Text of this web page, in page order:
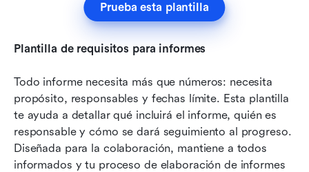
Prueba esta plantilla
Plantilla de requisitos para informes
Todo informe necesita más que números: necesita
propósito, responsables y fechas límite. Esta plantilla
te ayuda a detallar qué incluirá el informe, quién es
responsable y cómo se dará seguimiento al progreso.
Diseñada para la colaboración, mantiene a todos
informados y tu proceso de elaboración de informes